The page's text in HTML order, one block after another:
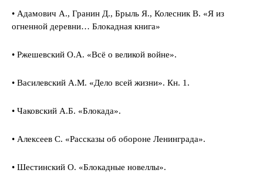
• Адамович А., Гранин Д., Брыль Я., Колесник В. «Я из
огненной деревни… Блокадная книга»
• Ржешевский О.А. «Всё о великой войне».
• Василевский А.М. «Дело всей жизни». Кн. 1.
• Чаковский А.Б. «Блокада».
• Алексеев С. «Рассказы об обороне Ленинграда».
• Шестинский О. «Блокадные новеллы».